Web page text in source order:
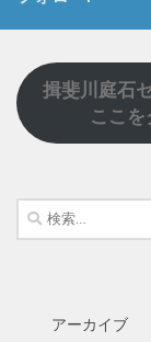
揖斐川庭石
ここを
検
索:
アーカイブ